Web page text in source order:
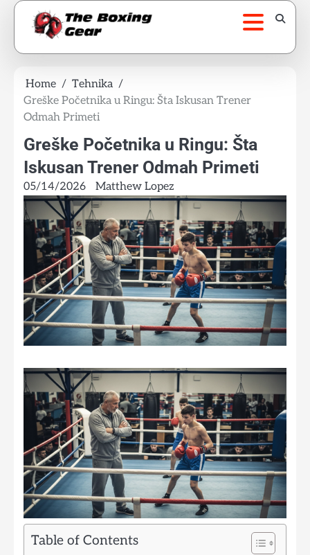
Skip
Home
Tehnika
Greške Početnika u Ringu: Šta Iskusan Trener
Odmah Primeti
Greške Početnika u Ringu: Šta
Iskusan Trener Odmah Primeti
05/14/2026 Matthew Lopez
Table of Contents